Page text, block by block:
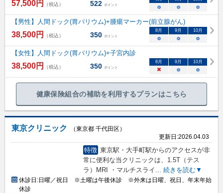
57,500円 （税込） 522 ポイント ○ ○ ○
【男性】人間ドック(胃バリウム)+腫瘍マーカー(前立腺がん)
38,500円 （税込） 350 ポイント
8 月 9 月 10月
○ ○ ○
【女性】人間ドック(胃バリウム)+子宮内診
38,500円 （税込） 350 ポイント
8 月 9 月 10月
× ○ ○
健康保険組合の補助を利用するプランはこちら
東京クリニック
（東京都 千代田区）
更新日:2026.04.03
特徴 東京駅・大手町駅からのアクセスが非
常に便利な当クリニックは、1.5T（テス
ラ）MRI ・マルチスライ
続きを読む▼
休診日:日曜／祝日 ※土曜は午後休診 ※外来は日曜、祝日、年末年始
休診